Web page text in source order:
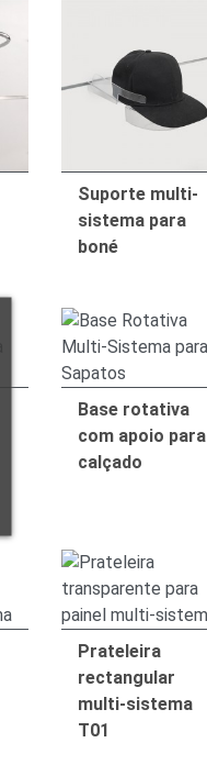
Suporte multi-
sistema para
boné
Base rotativa
com apoio para
calçado
Prateleira
rectangular
multi-sistema
T01